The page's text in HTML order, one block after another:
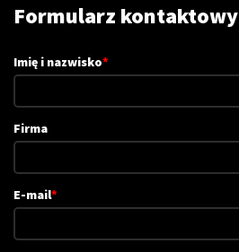
Formularz kontaktowy
Imię i nazwisko*
Firma
E-mail*